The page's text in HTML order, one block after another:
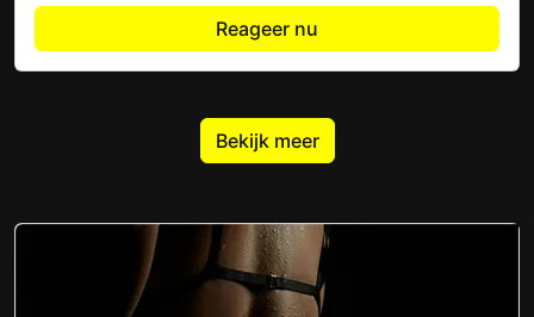
Reageer nu
Bekijk meer